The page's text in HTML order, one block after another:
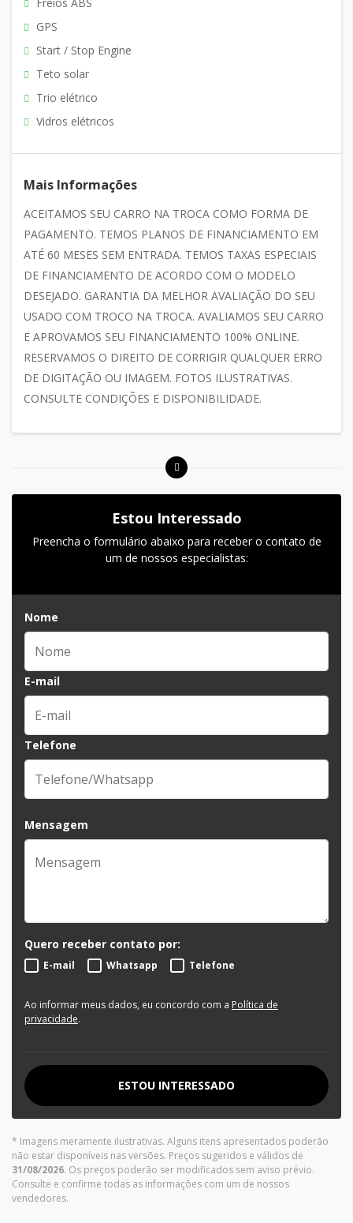
GPS
Start / Stop Engine
Teto solar
Trio elétrico
Vidros elétricos
Mais Informações
ACEITAMOS SEU CARRO NA TROCA COMO FORMA DE
PAGAMENTO. TEMOS PLANOS DE FINANCIAMENTO EM
ATÉ 60 MESES SEM ENTRADA. TEMOS TAXAS ESPECIAIS
DE FINANCIAMENTO DE ACORDO COM O MODELO
DESEJADO. GARANTIA DA MELHOR AVALIAÇÃO DO SEU
USADO COM TROCO NA TROCA. AVALIAMOS SEU CARRO
E APROVAMOS SEU FINANCIAMENTO 100% ONLINE.
RESERVAMOS O DIREITO DE CORRIGIR QUALQUER ERRO
DE DIGITAÇÃO OU IMAGEM. FOTOS ILUSTRATIVAS.
CONSULTE CONDIÇÕES E DISPONIBILIDADE.
Estou Interessado
Preencha o formulário abaixo para receber o contato de
um de nossos especialistas:
Nome
E-mail
Telefone
Mensagem
Quero receber contato por:
E-mail Whatsapp Telefone
Ao informar meus dados, eu concordo com a Política de
privacidade.
ESTOU INTERESSADO
* Imagens meramente ilustrativas. Alguns itens apresentados poderão
não estar disponíveis nas versões. Preços sugeridos e válidos de
31/08/2026. Os preços poderão ser modificados sem aviso prévio.
Consulte e confirme todas as informações com um de nossos
vendedores.